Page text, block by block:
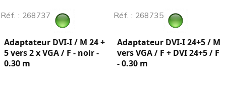
Réf. : 268737
Adaptateur DVI-I / M 24 +
5 vers 2 x VGA / F - noir -
0.30 m
Réf. : 268735
Adaptateur DVI-I 24+5 / M
vers VGA / F + DVI 24+5 / F
- 0.30 m